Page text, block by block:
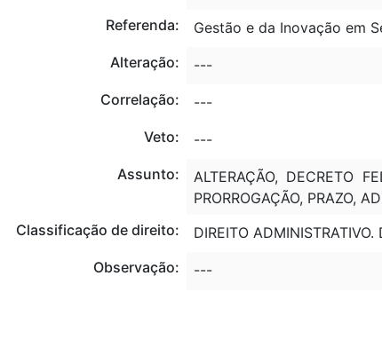
Referenda:
Gestão e da Inovação em
Alteração:
---
Correlação:
---
Veto:
---
Assunto:
ALTERAÇÃO, DECRETO
PRORROGAÇÃO, PRAZO,
Classificação de direito:
DIREITO ADMINISTRATIVO.
Observação:
---